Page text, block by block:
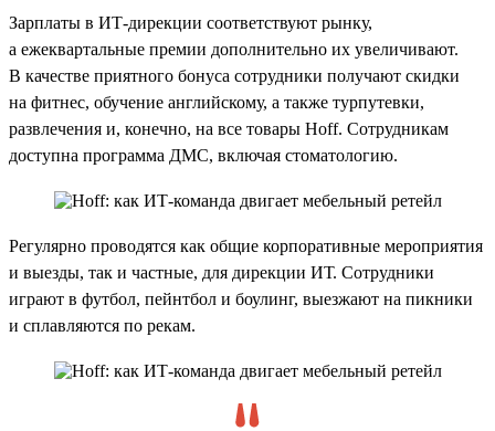
Зарплаты в ИТ-дирекции соответствуют рынку,
а ежеквартальные премии дополнительно их увеличивают.
В качестве приятного бонуса сотрудники получают скидки
на фитнес, обучение английскому, а также турпутевки,
развлечения и, конечно, на все товары Hoff. Сотрудникам
доступна программа ДМС, включая стоматологию.
Регулярно проводятся как общие корпоративные мероприятия
и выезды, так и частные, для дирекции ИТ. Сотрудники
играют в футбол, пейнтбол и боулинг, выезжают на пикники
и сплавляются по рекам.